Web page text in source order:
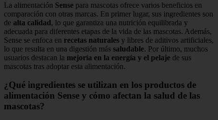
La alimentación Sense para mascotas ofrece varios beneficios en
comparación con otras marcas. En primer lugar, sus ingredientes son
de alta calidad, lo que garantiza una nutrición equilibrada y
adecuada para diferentes etapas de la vida de las mascotas. Además,
Sense se enfoca en recetas naturales y libres de aditivos artificiales,
lo que resulta en una digestión más saludable. Por último, muchos
usuarios destacan la mejoría en la energía y el pelaje de sus
mascotas tras adoptar esta alimentación.
¿Qué ingredientes se utilizan en los productos de
alimentación Sense y cómo afectan la salud de las
mascotas?